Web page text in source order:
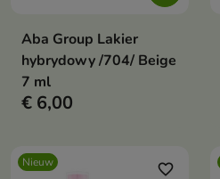
Aba Group Lakier
hybrydowy /704/ Beige
7 ml
€ 6,00
Nieuw favorite_border